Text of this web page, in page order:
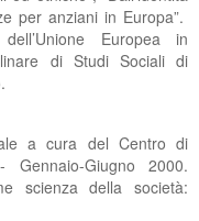
per anziani in Europa”.
Europea in
di Studi Sociali di
a cura del Centro di
Gennaio-Giugno 2000.
scienza della società: